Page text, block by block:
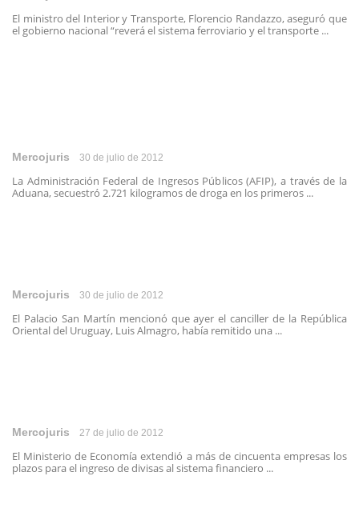
El ministro del Interior y Transporte, Florencio Randazzo, aseguró que
el gobierno nacional “reverá el sistema ferroviario y el transporte ...
Mercojuris 30 de julio de 2012
La Administración Federal de Ingresos Públicos (AFIP), a través de la
Aduana, secuestró 2.721 kilogramos de droga en los primeros ...
Mercojuris 30 de julio de 2012
El Palacio San Martín mencionó que ayer el canciller de la República
Oriental del Uruguay, Luis Almagro, había remitido una ...
Mercojuris 27 de julio de 2012
El Ministerio de Economía extendió a más de cincuenta empresas los
plazos para el ingreso de divisas al sistema financiero ...